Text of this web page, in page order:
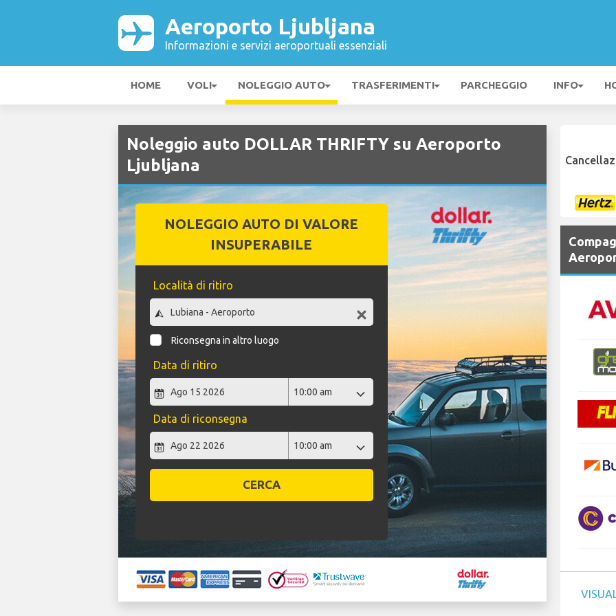
Aeroporto Ljubljana
Informazioni e servizi aeroportuali essenziali
HOME VOLI NOLEGGIO AUTO TRASFERIMENTI PARCHEGGIO INFO
Noleggio auto DOLLAR THRIFTY su Aeroporto
Ljubljana
NOLEGGIO AUTO DI VALORE
INSUPERABILE
Località di ritiro
Riconsegna in altro luogo
Data di ritiro
Data di riconsegna
CERCA